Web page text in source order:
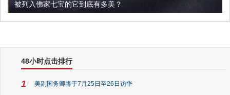
被列入佛家七宝的它到底有多美？
48小时点击排行
1 美副国务卿将于7月25日至26日访华